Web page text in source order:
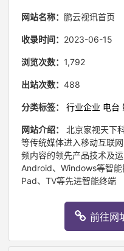
网站名称： 鹏云视讯首页
收录时间： 2023-06-15
浏览次数： 1,792
出站次数： 488
分类标签： 行业企业 电台
网站介绍：
北京家视天下
等传统媒体进入移动互联
频内容的领先产品技术及
Android、Windows等智能
Pad、TV等先进智能终端
前往网